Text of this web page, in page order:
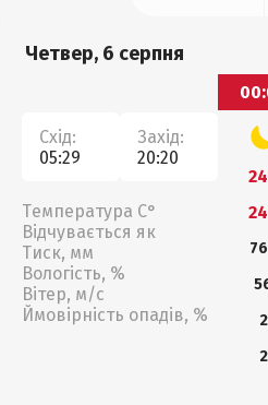
Четвер, 6 серпня
Схід:
05:29
Захід:
20:20
Температура С°
Відчувається як
Тиск, мм
Вологість, %
Вітер, м/с
Ймовірність опадів, %
2
2